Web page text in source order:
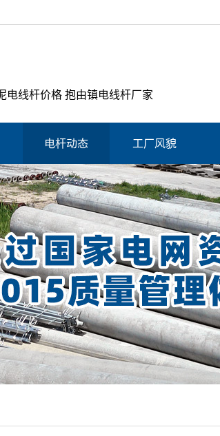
电线杆价格 抱由镇电线杆厂家
电杆动态 工厂风貌